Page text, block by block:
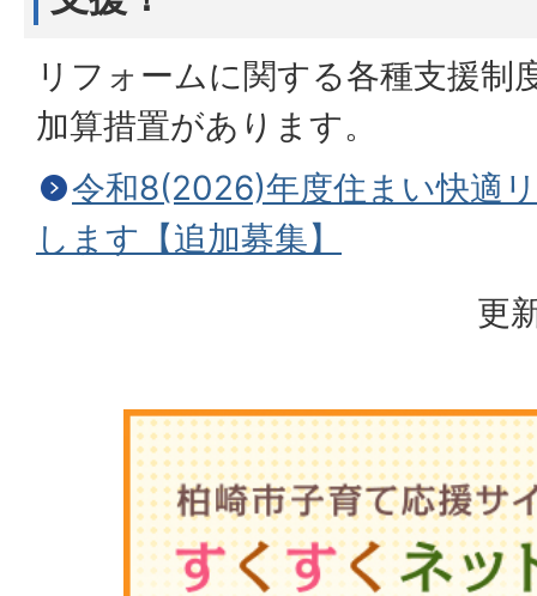
リフォームに関する各種支援制
加算措置があります。
令和8(2026)年度住まい快適
します【追加募集】
更